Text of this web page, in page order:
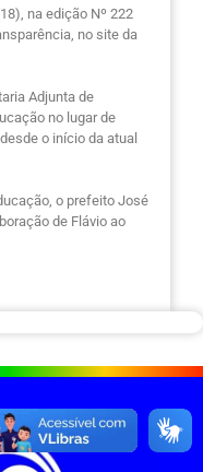
na edição Nº 222
no site da
Adjunta de
no lugar de
o início da atual
o prefeito José
de Flávio ao